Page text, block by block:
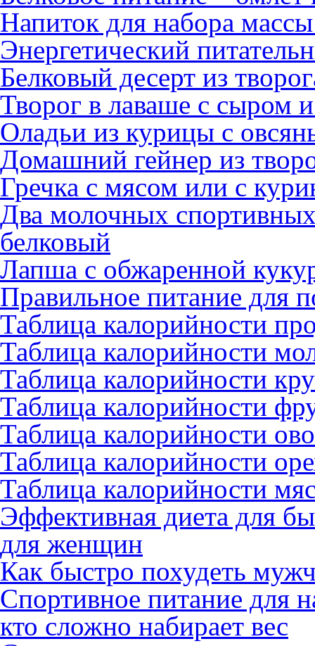
Напиток для набора
Энергетический
Белковый десерт из
Творог в лаваше с сыром
Оладьи из курицы с
Домашний гейнер из
Гречка с мясом или с
Два молочных
белковый
Лапша с обжаренной
Правильное питание для
Таблица калорийности
Таблица калорийности
Таблица калорийности
Таблица калорийности
Таблица калорийности
Таблица калорийности
Таблица калорийности
Эффективная диета для
для женщин
Как быстро похудеть
Спортивное питание для
кто сложно набирает вес